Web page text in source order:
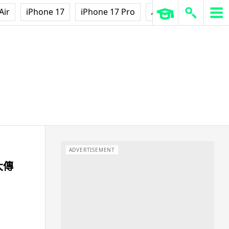
iPhone 17 iPhone 17 Pro AirPods Pro 3
傳
ADVERTISEMENT